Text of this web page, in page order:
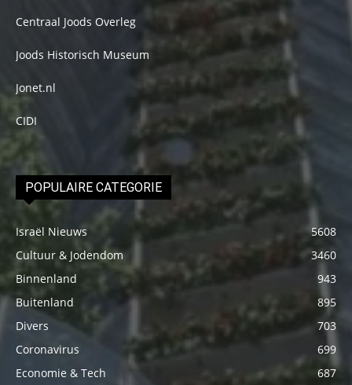
Centraal Joods Overleg
Joods Historisch Museum
Jonet.nl
CIDI
POPULAIRE CATEGORIE
Israël Nieuws
5608
Cultuur & Jodendom
3460
Binnenland
943
Buitenland
895
Divers
703
Coronavirus
699
Economie & Tech
687